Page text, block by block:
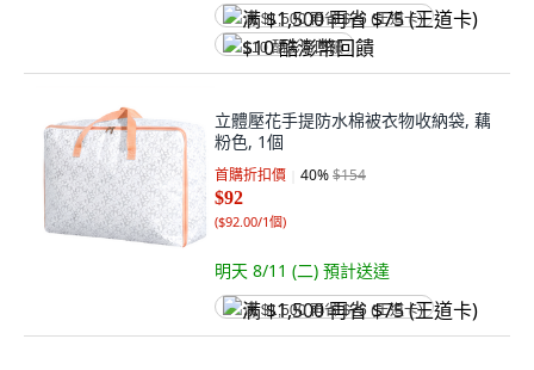
满 $1,500 再省 $75 (王道卡)
$10 酷澎幣回饋
立體壓花手提防水棉被衣物收納袋, 藕
粉色, 1個
首購折扣價 40%$154
$92
($92.00/1個)
明天 8/11 (二) 預計送達
满 $1,500 再省 $75 (王道卡)